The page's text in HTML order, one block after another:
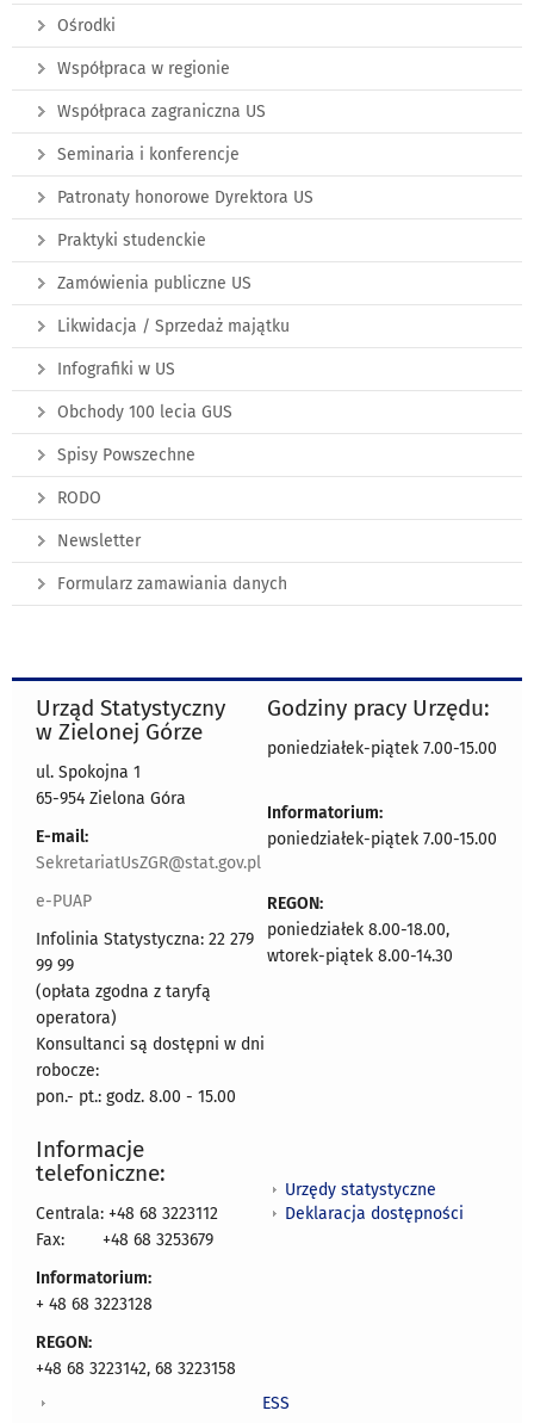
Ośrodki
Współpraca w regionie
Współpraca zagraniczna US
Seminaria i konferencje
Patronaty honorowe Dyrektora US
Praktyki studenckie
Zamówienia publiczne US
Likwidacja / Sprzedaż majątku
Infografiki w US
Obchody 100 lecia GUS
Spisy Powszechne
RODO
Newsletter
Formularz zamawiania danych
Urząd Statystyczny
w Zielonej Górze
ul. Spokojna 1
65-954 Zielona Góra
E-mail:
SekretariatUsZGR@stat.gov.pl
e-PUAP
Infolinia Statystyczna: 22 279
99 99
(opłata zgodna z taryfą
operatora)
Konsultanci są dostępni w dni
robocze:
pon.- pt.: godz. 8.00 - 15.00
Godziny pracy Urzędu:
poniedziałek-piątek 7.00-15.00
Informatorium:
poniedziałek-piątek 7.00-15.00
REGON:
poniedziałek 8.00-18.00,
wtorek-piątek 8.00-14.30
Informacje
telefoniczne:
Centrala: +48 68 3223112
Fax:
+48 68 3253679
Informatorium:
+ 48 68 3223128
REGON:
+48 68 3223142, 68 3223158
Urzędy statystyczne
Deklaracja dostępności
ESS